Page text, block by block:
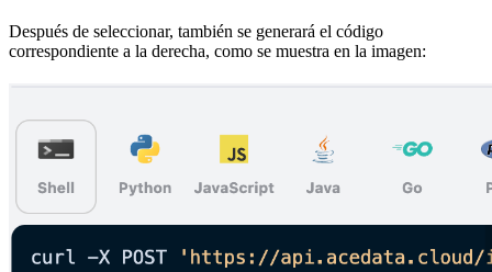
Después de seleccionar, también se generará el código
correspondiente a la derecha, como se muestra en la imagen: